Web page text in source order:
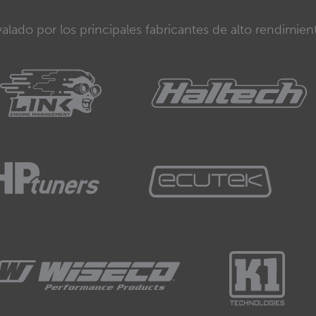
por los principales fabricantes de alto